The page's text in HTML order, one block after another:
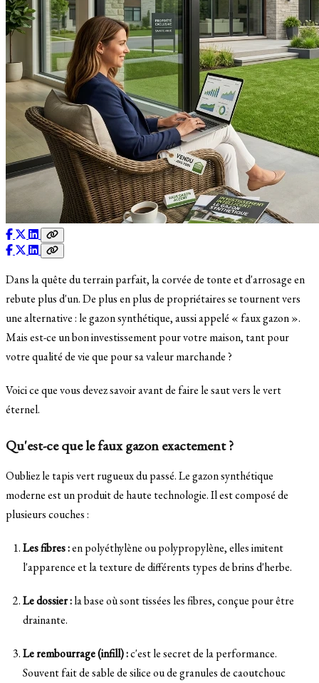
Dans la quête du terrain parfait, la corvée de tonte et d'arrosage en
rebute plus d'un. De plus en plus de propriétaires se tournent vers
une alternative : le gazon synthétique, aussi appelé « faux gazon ».
Mais est-ce un bon investissement pour votre maison, tant pour
votre qualité de vie que pour sa valeur marchande ?
Voici ce que vous devez savoir avant de faire le saut vers le vert
éternel.
Qu'est-ce que le faux gazon exactement ?
Oubliez le tapis vert rugueux du passé. Le gazon synthétique
moderne est un produit de haute technologie. Il est composé de
plusieurs couches :
Les fibres :en polyéthylène ou polypropylène, elles imitent
l'apparence et la texture de différents types de brins d'herbe.
Le dossier :la base où sont tissées les fibres, conçue pour être
drainante.
Le rembourrage (infill) :c'est le secret de la performance.
Souvent fait de sable de silice ou de granules de caoutchouc